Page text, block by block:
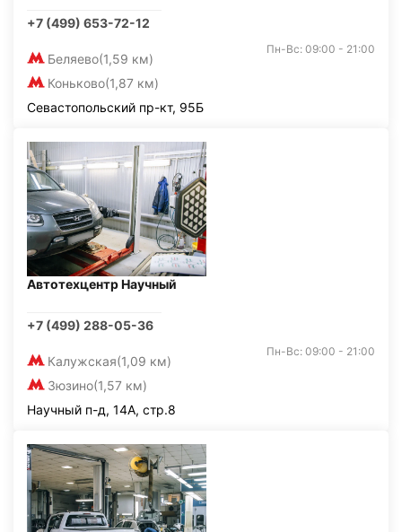
+7 (499) 653-72-12
Беляево(1,59 км)
Коньково(1,87 км)
Пн-Вс: 09:00 - 21:00
Севастопольский пр-кт, 95Б
Автотехцентр Научный
+7 (499) 288-05-36
Калужская(1,09 км)
Зюзино(1,57 км)
Пн-Вс: 09:00 - 21:00
Научный п-д, 14А, стр.8